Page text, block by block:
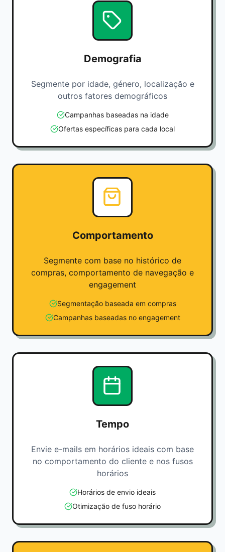
Demografia
Segmente por idade, género, localização e
outros fatores demográficos
Campanhas baseadas na idade
Ofertas específicas para cada local
Comportamento
Segmente com base no histórico de
compras, comportamento de navegação e
engagement
Segmentação baseada em compras
Campanhas baseadas no engagement
Tempo
Envie e-mails em horários ideais com base
no comportamento do cliente e nos fusos
horários
Horários de envio ideais
Otimização de fuso horário